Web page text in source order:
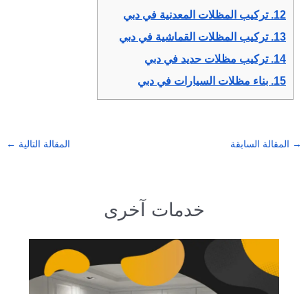
12. تركيب المظلات المعدنية في دبي
13. تركيب المظلات القماشية في دبي
14. تركيب مظلات حديد في دبي
15. بناء مظلات السيارات في دبي
→ المقالة السابقة المقالة التالية ←
خدمات آخرى